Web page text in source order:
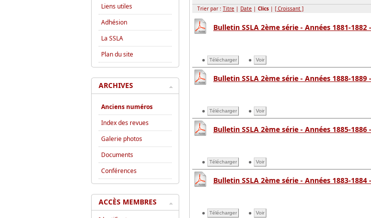
Trier par : Titre | Date | Clics | [ Croissant ]
Bulletin SSLA 2ème série - Années 1881-1882
Télécharger Voir
Bulletin SSLA 2ème série - Années 1888-1889
Télécharger Voir
Bulletin SSLA 2ème série - Années 1885-1886
Télécharger Voir
Bulletin SSLA 2ème série - Années 1883-1884
Télécharger Voir
Liens utiles
Adhésion
La SSLA
Plan du site
ARCHIVES
Anciens numéros
Index des revues
Galerie photos
Documents
Conférences
ACCÈS MEMBRES